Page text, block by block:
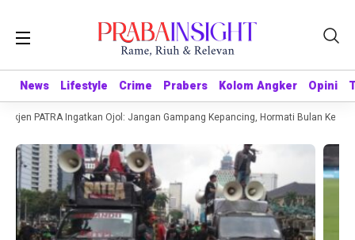
News Lifestyle Crime Prabers Kolom Angker Opini
News Lifestyle Crime Prabers Kolom Angker Opini
PATRA Ingatkan Ojol: Jangan Gampang Kepancing, Hormati Bulan